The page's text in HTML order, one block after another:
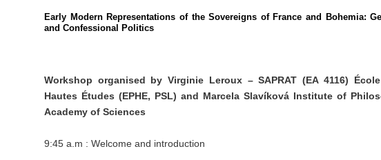
Early Modern Representations of the Sovereigns of France and Bohemia:
and Confessional Politics
Workshop organised by Virginie Leroux – SAPRAT (EA 4116)
Hautes Études (EPHE, PSL) and Marcela Slavíková Institute of
Academy of Sciences
9:45 a.m : Welcome and introduction